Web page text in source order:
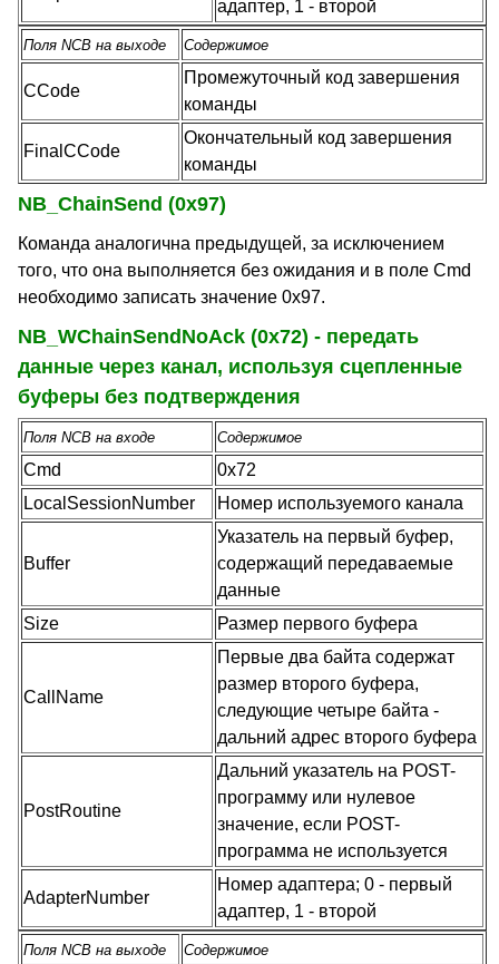
адаптер, 1 - второй
Поля NCB на выходе Содержимое
CCode
Промежуточный код завершения
команды
FinalCCode
Окончательный код завершения
команды
NB_ChainSend (0x97)
Команда аналогична предыдущей, за исключением
того, что она выполняется без ожидания и в поле Cmd
необходимо записать значение 0x97.
NB_WChainSendNoAck (0x72) - передать
данные через канал, используя сцепленные
буферы без подтверждения
Поля NCB на входе Содержимое
Cmd
0x72
LocalSessionNumber
Номер используемого канала
Buffer
Указатель на первый буфер,
содержащий передаваемые
данные
Size
Размер первого буфера
CallName
Первые два байта содержат
размер второго буфера,
следующие четыре байта -
дальний адрес второго буфера
PostRoutine
Дальний указатель на POST-
программу или нулевое
значение, если POST-
программа не используется
AdapterNumber
Номер адаптера; 0 - первый
адаптер, 1 - второй
Поля NCB на выходе Содержимое